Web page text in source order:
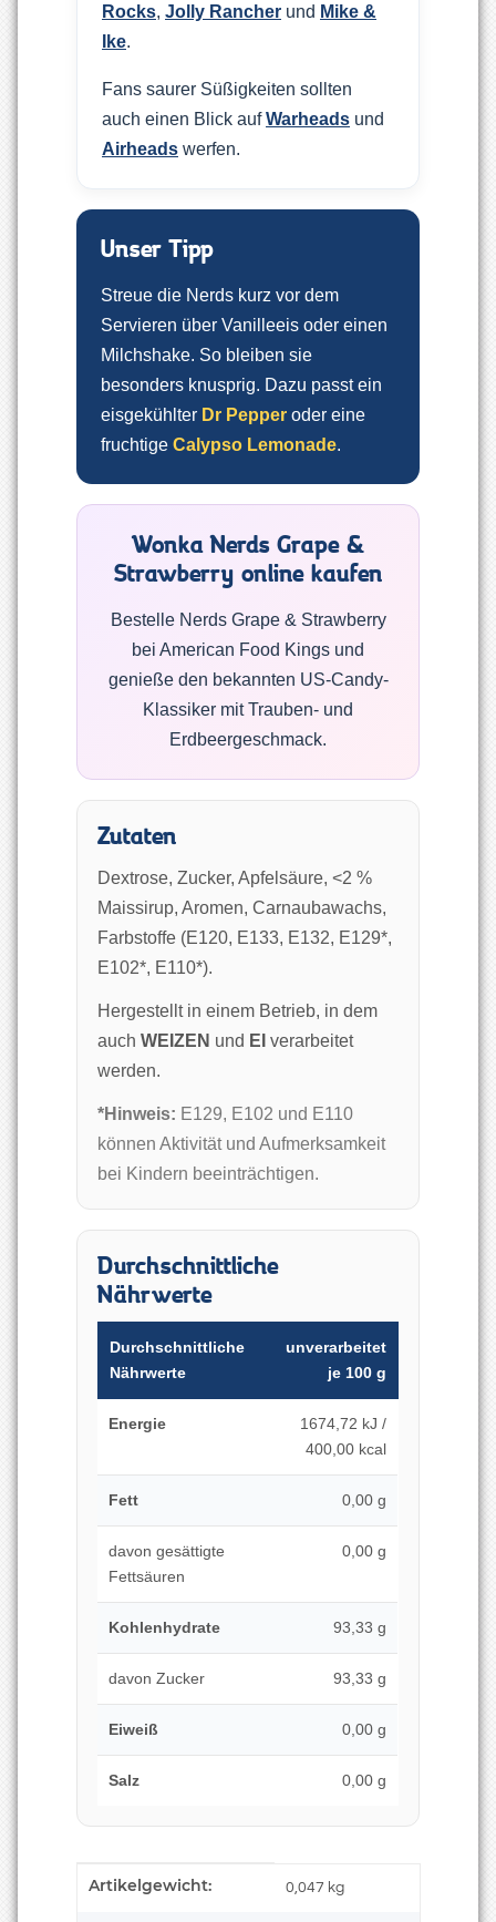
Rocks, Jolly Rancher und Mike &
Ike.
Fans saurer Süßigkeiten sollten
auch einen Blick aufWarheads und
Airheads werfen.
Unser Tipp
Streue die Nerds kurz vor dem
Servieren über Vanilleeis oder einen
Milchshake. So bleiben sie
besonders knusprig. Dazu passt ein
eisgekühlter Dr Pepper oder eine
fruchtige Calypso Lemonade.
Wonka Nerds Grape &
Strawberry online kaufen
Bestelle Nerds Grape & Strawberry
bei American Food Kings und
genieße den bekannten US-Candy-
Klassiker mit Trauben- und
Erdbeergeschmack.
Zutaten
Dextrose, Zucker, Apfelsäure, <2 %
Maissirup, Aromen, Carnaubawachs,
Farbstoffe (E120, E133, E132, E129*,
E102*, E110*).
Hergestellt in einem Betrieb, in dem
auch WEIZEN und EI verarbeitet
werden.
*Hinweis: E129, E102 und E110
können Aktivität und Aufmerksamkeit
bei Kindern beeinträchtigen.
Durchschnittliche
Nährwerte
Durchschnittliche
Nährwerte
unverarbeitet
je 100 g
Energie
1674,72 kJ /
400,00 kcal
Fett 0,00 g
davon gesättigte
Fettsäuren
0,00 g
Kohlenhydrate 93,33 g
davon Zucker 93,33 g
Eiweiß 0,00 g
Salz 0,00 g
Produkteigenschaft
Wert
Artikelgewicht: 0,047 kg